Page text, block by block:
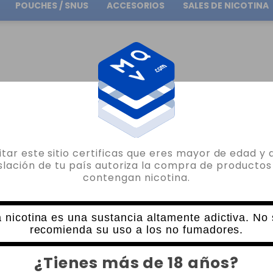
este sitio certificas que eres mayor de edad y
de tu país autoriza la compra de productos
contengan nicotina.
nicotina es una sustancia altamente adictiva. No
recomienda su uso a los no fumadores.
¿Tienes más de 18 años?
Envío gratuito en pedidos superiores a 30.00€
POUCHES / SNUS ACCESORIOS SALES DE NICOTINA
TOPSIDE
BOTELLA TOPSIDE LITE
0 VALORACIONES
7,10€ 12,90€
CANTIDAD
- +